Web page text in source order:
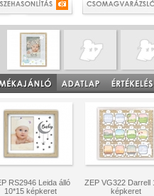
RS2946 Leida álló
10*15 képkeret
ZEP VG322 Darrell
képkeret